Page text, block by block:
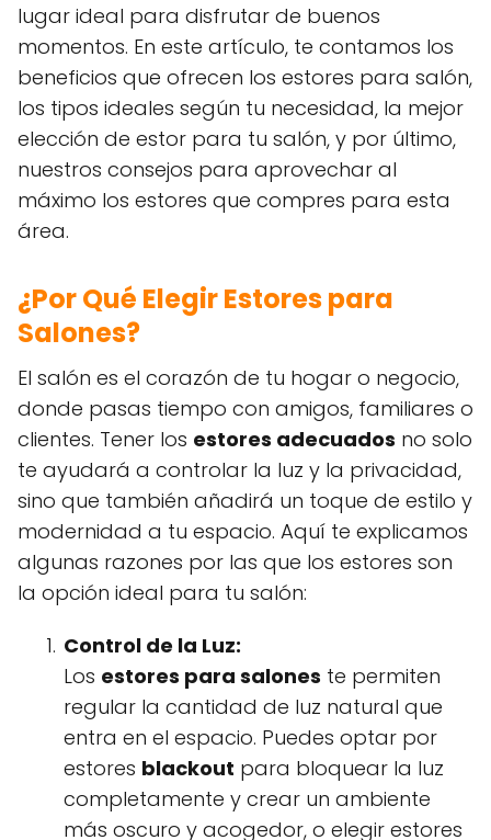
lugar ideal para disfrutar de buenos
momentos. En este artículo, te contamos los
beneficios que ofrecen los estores para salón,
los tipos ideales según tu necesidad, la mejor
elección de estor para tu salón, y por último,
nuestros consejos para aprovechar al
máximo los estores que compres para esta
área.
¿Por Qué Elegir Estores para
Salones?
El salón es el corazón de tu hogar o negocio,
donde pasas tiempo con amigos, familiares o
clientes. Tener los estores adecuados no solo
te ayudará a controlar la luz y la privacidad,
sino que también añadirá un toque de estilo y
modernidad a tu espacio. Aquí te explicamos
algunas razones por las que los estores son
la opción ideal para tu salón:
Control de la Luz:
Los estores para salones te permiten
regular la cantidad de luz natural que
entra en el espacio. Puedes optar por
estores blackout para bloquear la luz
completamente y crear un ambiente
más oscuro y acogedor, o elegir estores